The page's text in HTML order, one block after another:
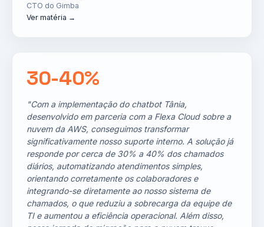
CTO do Gimba
Ver matéria →
30-40%
"Com a implementação do chatbot Tânia,
desenvolvido em parceria com a Flexa Cloud sobre a
nuvem da AWS, conseguimos transformar
significativamente nosso suporte interno. A solução já
responde por cerca de 30% a 40% dos chamados
diários, automatizando atendimentos simples,
orientando corretamente os colaboradores e
integrando-se diretamente ao nosso sistema de
chamados, o que reduziu a sobrecarga da equipe de
TI e aumentou a eficiência operacional. Além disso,